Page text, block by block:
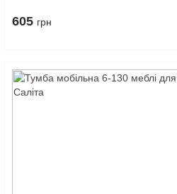
605 грн